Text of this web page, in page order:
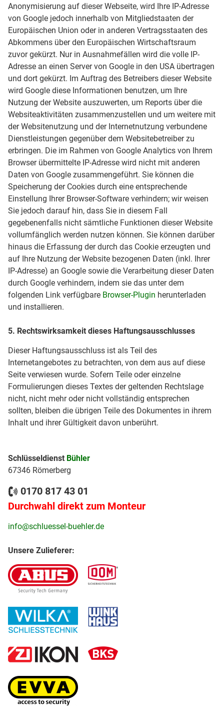
Anonymisierung auf dieser Webseite, wird Ihre IP-Adresse
von Google jedoch innerhalb von Mitgliedstaaten der
Europäischen Union oder in anderen Vertragsstaaten des
Abkommens über den Europäischen Wirtschaftsraum
zuvor gekürzt. Nur in Ausnahmefällen wird die volle IP-
Adresse an einen Server von Google in den USA übertragen
und dort gekürzt. Im Auftrag des Betreibers dieser Website
wird Google diese Informationen benutzen, um Ihre
Nutzung der Website auszuwerten, um Reports über die
Websiteaktivitäten zusammenzustellen und um weitere mit
der Websitenutzung und der Internetnutzung verbundene
Dienstleistungen gegenüber dem Websitebetreiber zu
erbringen. Die im Rahmen von Google Analytics von Ihrem
Browser übermittelte IP-Adresse wird nicht mit anderen
Daten von Google zusammengeführt. Sie können die
Speicherung der Cookies durch eine entsprechende
Einstellung Ihrer Browser-Software verhindern; wir weisen
Sie jedoch darauf hin, dass Sie in diesem Fall
gegebenenfalls nicht sämtliche Funktionen dieser Website
vollumfänglich werden nutzen können. Sie können darüber
hinaus die Erfassung der durch das Cookie erzeugten und
auf Ihre Nutzung der Website bezogenen Daten (inkl. Ihrer
IP-Adresse) an Google sowie die Verarbeitung dieser Daten
durch Google verhindern, indem sie das unter dem
folgenden Link verfügbare Browser-Plugin herunterladen
und installieren.
5. Rechtswirksamkeit dieses Haftungsausschlusses
Dieser Haftungsausschluss ist als Teil des
Internetangebotes zu betrachten, von dem aus auf diese
Seite verwiesen wurde. Sofern Teile oder einzelne
Formulierungen dieses Textes der geltenden Rechtslage
nicht, nicht mehr oder nicht vollständig entsprechen
sollten, bleiben die übrigen Teile des Dokumentes in ihrem
Inhalt und ihrer Gültigkeit davon unberührt.
Schlüsseldienst Bühler
67346 Römerberg
0170 817 43 01
Durchwahl direkt zum Monteur
info@schluessel-buehler.de
Unsere Zulieferer: